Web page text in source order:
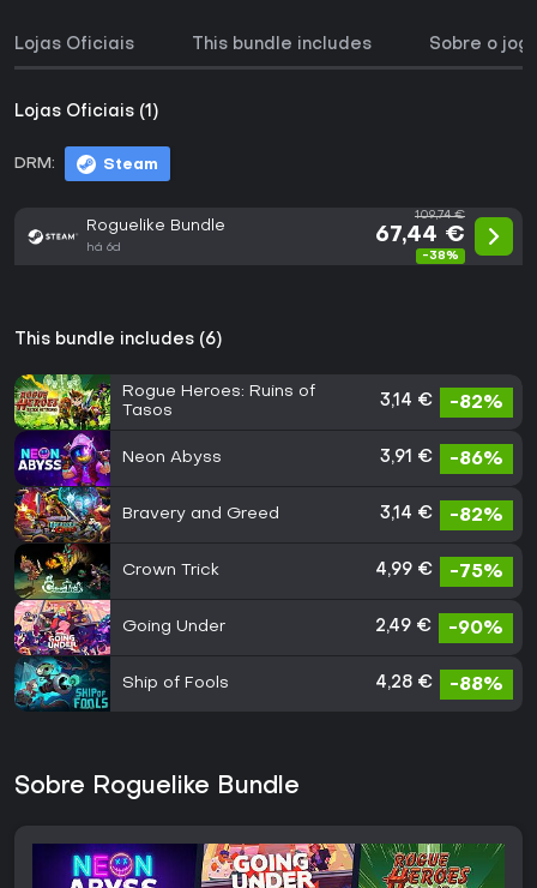
Lojas Oficiais This bundle includes Sobre o
Lojas Oficiais (1)
DRM: Steam
Roguelike Bundle
há 6d
109,74 €
67,44 €
-38%
This bundle includes (6)
Rogue Heroes: Ruins of
Tasos
3,14 € -82%
Neon Abyss 3,91 € -86%
Bravery and Greed 3,14 € -82%
Crown Trick 4,99 € -75%
Going Under 2,49 € -90%
Ship of Fools 4,28 € -88%
Sobre Roguelike Bundle